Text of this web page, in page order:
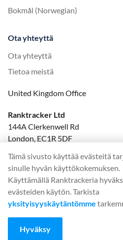
Bokmål (Norwegian)
Ota yhteyttä
Ota yhteyttä
Tietoa meistä
United Kingdom Office
Ranktracker Ltd
144A Clerkenwell Rd
London, EC1R 5DF
felix@ranktracker.com
2015 -2026© Ranktracker.
Tämä sivusto käyttää evästeitä
sinulle hyvän käyttökokemuksen.
Käyttämällä Ranktrackeria
evästeiden käytön. Tarkista
yksityisyyskäytäntömme
Hyväksy